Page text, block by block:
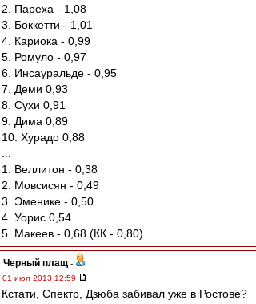
2. Пареха - 1,08
3. Боккетти - 1,01
4. Кариока - 0,99
5. Ромуло - 0,97
6. Инсауральде - 0,95
7. Деми 0,93
8. Сухи 0,91
9. Дима 0,89
10. Хурадо 0,88
1. Веллитон - 0,38
2. Мовсисян - 0,49
3. Эменике - 0,50
4. Уорис 0,54
5. Макеев - 0,68 (КК - 0,80)
Черный плащ -
01 июл 2013 12:59
Кстати, Спектр, Дзюба забивал уже в Ростове?